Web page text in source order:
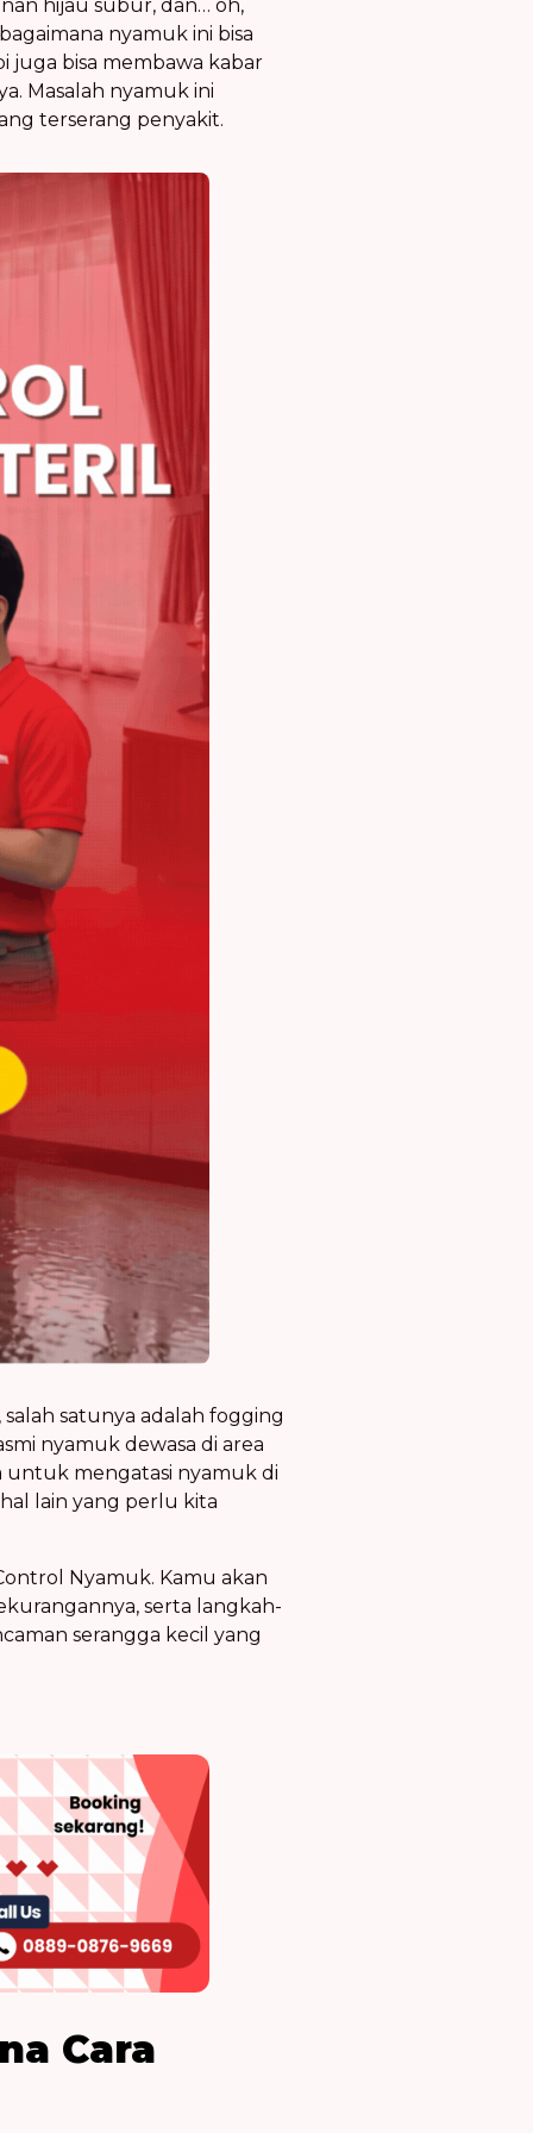
hijau subur, dan… oh,
nyamuk ini bisa
juga bisa membawa kabar
Masalah nyamuk ini
terserang penyakit.
salah satunya adalah fogging
nyamuk dewasa di area
untuk mengatasi nyamuk di
lain yang perlu kita
Nyamuk. Kamu akan
serta langkah-
serangga kecil yang
Cara